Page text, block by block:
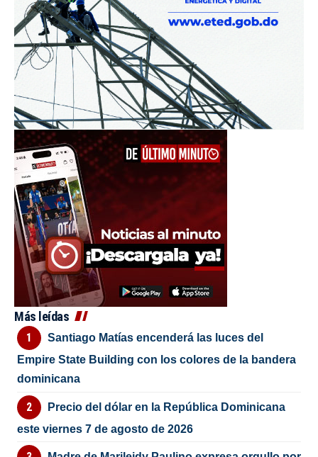
Más leídas
Santiago Matías encenderá las luces del
Empire State Building con los colores de la bandera
dominicana
Precio del dólar en la República Dominicana
este viernes 7 de agosto de 2026